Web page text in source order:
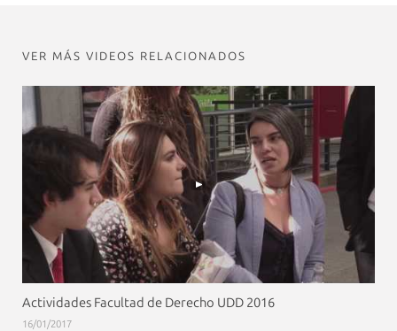
VER MÁS VIDEOS RELACIONADOS
Actividades Facultad de Derecho UDD 2016
16/01/2017